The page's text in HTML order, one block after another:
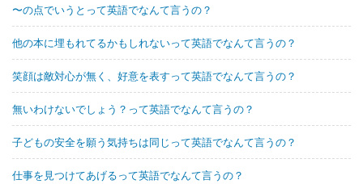
〜の点でいうとって英語でなんて言うの？
他の本に埋もれてるかもしれないって英語でなんて言うの？
笑顔は敵対心が無く、好意を表すって英語でなんて言うの？
無いわけないでしょう？って英語でなんて言うの？
子どもの安全を願う気持ちは同じって英語でなんて言うの？
仕事を見つけてあげるって英語でなんて言うの？